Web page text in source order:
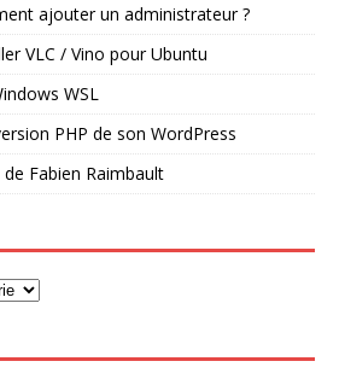
ajouter un administrateur ?
VLC / Vino pour Ubuntu
WSL
PHP de son WordPress
Fabien Raimbault